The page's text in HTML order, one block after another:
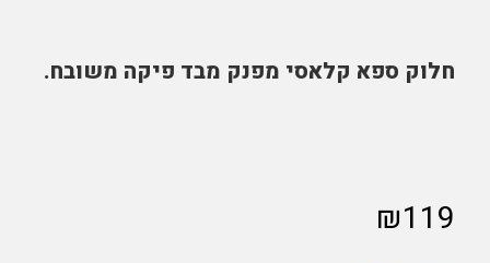
חלוק ספא קלאסי מפנק מבד פיקה משובח.
₪119